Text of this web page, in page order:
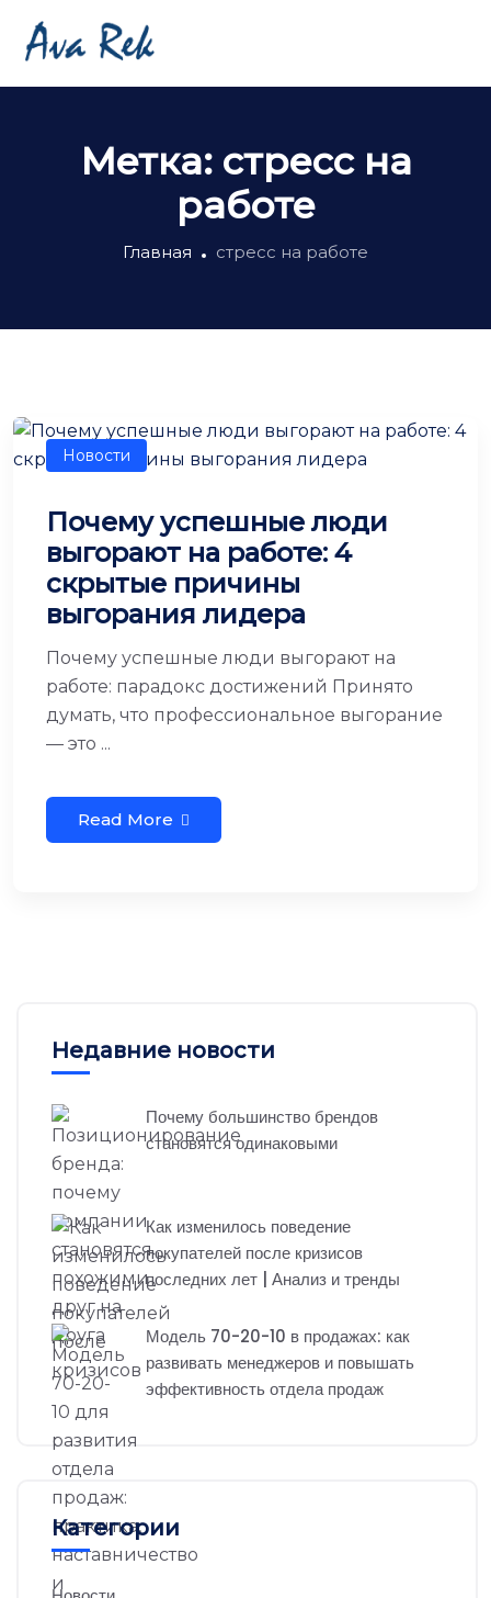
Метка: стресс на
работе
Главная стресс на работе
Новости
Почему успешные люди
выгорают на работе: 4
скрытые причины
выгорания лидера
Почему успешные люди выгорают на
работе: парадокс достижений Принято
думать, что профессиональное выгорание
— это ...
Read More
Недавние новости
Почему большинство брендов
становятся одинаковыми
Как изменилось поведение
покупателей после кризисов
последних лет | Анализ и тренды
Модель 70-20-10 в продажах: как
развивать менеджеров и повышать
эффективность отдела продаж
Категории